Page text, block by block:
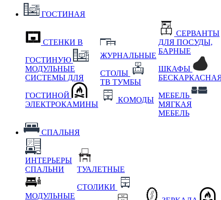
ГОСТИНАЯ
СТЕНКИ В
ГОСТИНУЮ
МОДУЛЬНЫЕ
СИСТЕМЫ ДЛЯ
ГОСТИНОЙ
ЭЛЕКТРОКАМИНЫ
ЖУРНАЛЬНЫЕ
СТОЛЫ
ТВ ТУМБЫ
КОМОДЫ
СЕРВАНТЫ
ДЛЯ ПОСУДЫ,
БАРНЫЕ
ШКАФЫ
МЕБЕЛЬ
МЯГКАЯ
МЕБЕЛЬ
СПАЛЬНЯ
ИНТЕРЬЕРЫ
СПАЛЬНИ
МОДУЛЬНЫЕ
ТУАЛЕТНЫЕ
СТОЛИКИ